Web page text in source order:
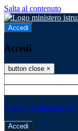
Salta al contenuto
Accedi
Accedi
button close ×
Password dimenticata?